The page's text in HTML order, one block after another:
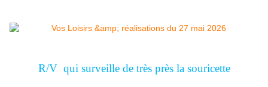
R/V qui surveille de très près la souricette